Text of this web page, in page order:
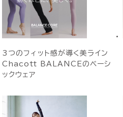
3つのフィット感が導く美ライン
Chacott BALANCEのベーシ
ックウェア